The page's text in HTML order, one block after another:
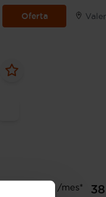
Oferta
Desde 599 € /mes*